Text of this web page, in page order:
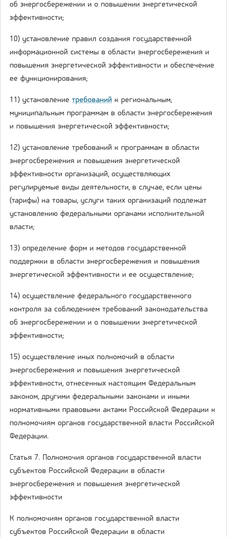
об энергосбережении и о повышении энергетической
эффективности;
10) установление правил создания государственной
информационной системы в области энергосбережения и
повышения энергетической эффективности и обеспечение
ее функционирования;
11) установление требований к региональным,
муниципальным программам в области энергосбережения
и повышения энергетической эффективности;
12) установление требований к программам в области
энергосбережения и повышения энергетической
эффективности организаций, осуществляющих
регулируемые виды деятельности, в случае, если цены
(тарифы) на товары, услуги таких организаций подлежат
установлению федеральными органами исполнительной
власти;
13) определение форм и методов государственной
поддержки в области энергосбережения и повышения
энергетической эффективности и ее осуществление;
14) осуществление федерального государственного
контроля за соблюдением требований законодательства
об энергосбережении и о повышении энергетической
эффективности;
15) осуществление иных полномочий в области
энергосбережения и повышения энергетической
эффективности, отнесенных настоящим Федеральным
законом, другими федеральными законами и иными
нормативными правовыми актами Российской Федерации к
полномочиям органов государственной власти Российской
Федерации.
Статья 7. Полномочия органов государственной власти
субъектов Российской Федерации в области
энергосбережения и повышения энергетической
эффективности
К полномочиям органов государственной власти
субъектов Российской Федерации в области